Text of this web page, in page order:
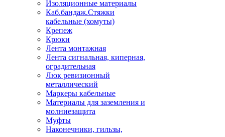
Изоляционные материалы
Каб.бандаж.Стяжки
кабельные (хомуты)
Крепеж
Крюки
Лента монтажная
Лента сигнальная, киперная,
оградительная
Люк ревизионный
металлический
Маркеры кабельные
Материалы для заземления и
молниезащита
Муфты
Наконечники, гильзы,